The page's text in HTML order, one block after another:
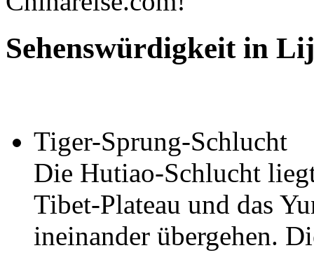
Sehenswürdigkeit in
Tiger-Sprung-Schlucht
Die Hutiao-Schlucht
Tibet-Plateau und das
ineinander übergehen.